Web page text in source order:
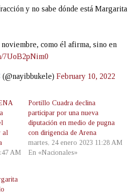
y no sabe dónde está Margarita
como él afirma, sino en
7UoB2pNim0
(@nayibbukele)February 10, 2022
al
AM
Portillo Cuadra declina
participar por una nueva
diputación en medio de pugna
con dirigencia de Arena
martes, 24 enero 2023 11:28 AM
En «Nacionales»